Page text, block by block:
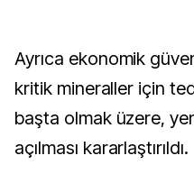
Ayrıca ekonomik
kritik mineraller için
başta olmak üzere,
açılması kararlaştırıldı.